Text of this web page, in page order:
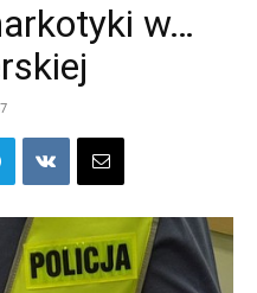
w…